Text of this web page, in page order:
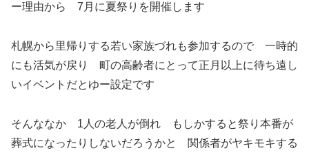
ー理由から 7月に夏祭りを開催します
札幌から里帰りする若い家族づれも参加するので 一時的
にも活気が戻り 町の高齢者にとって正月以上に待ち遠し
いイベントだとゆー設定です
そんななか 1人の老人が倒れ もしかすると祭り本番が
葬式になったりしないだろうかと 関係者がヤキモキする